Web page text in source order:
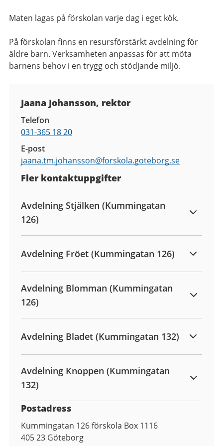
Maten lagas på förskolan varje dag i eget kök.
På förskolan finns en resursförstärkt avdelning för
äldre barn. Verksamheten anpassas för att möta
barnens behov i en trygg och stödjande miljö.
Jaana Johansson, rektor
Telefon
031-365 18 20
E-post
jaana.tm.johansson@forskola.goteborg.se
Fler kontaktuppgifter
Avdelning Stjälken (Kummingatan
126)
Avdelning Fröet (Kummingatan 126)
Avdelning Blomman (Kummingatan
126)
Avdelning Bladet (Kummingatan 132)
Avdelning Knoppen (Kummingatan
132)
Postadress
Kummingatan 126 förskola Box 1116
405 23 Göteborg